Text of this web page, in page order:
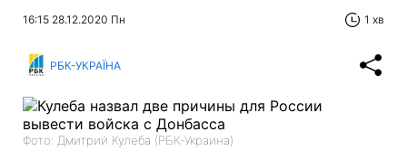
16:15 28.12.2020 Пн 1 хв
РБК-УКРАЇНА
Фото: Дмитрий Кулеба (РБК-Украина)